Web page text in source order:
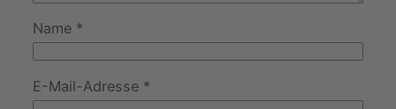
Name *
E-Mail-Adresse *